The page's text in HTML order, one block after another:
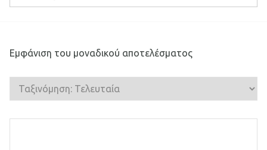
Εμφάνιση του μοναδικού αποτελέσματος